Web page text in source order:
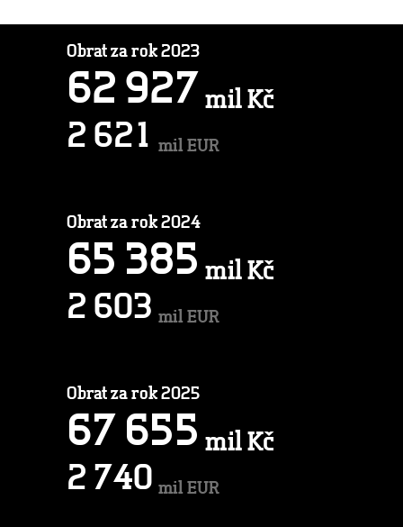
Obrat za rok 2023
62 927 mil Kč
2 621 mil EUR
Obrat za rok 2024
65 385 mil Kč
2 603 mil EUR
Obrat za rok 2025
67 655 mil Kč
2 740 mil EUR